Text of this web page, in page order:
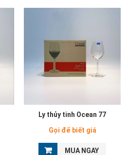
Ly thủy tinh Ocean 77
Gọi để biết giá
MUA NGAY